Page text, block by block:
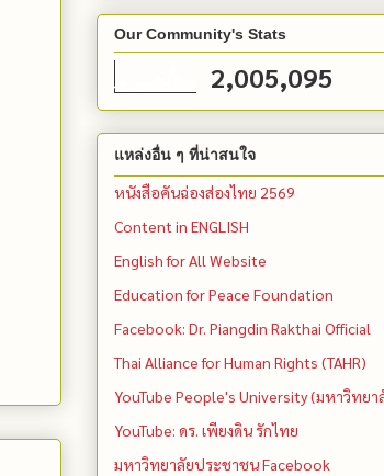
Our Community's Stats
2,005,095
แหล่งอื่น ๆ ที่น่าสนใจ
หนังสือคันฉ่องส่องไทย 2569
Content in ENGLISH
English for All Website
Education for Peace Foundation
Facebook: Dr. Piangdin Rakthai Official
Thai Alliance for Human Rights (TAHR)
YouTube People's University (มหาวิทย
YouTube: ดร. เพียงดิน รักไทย
มหาวิทยาลัยประชาชน Facebook